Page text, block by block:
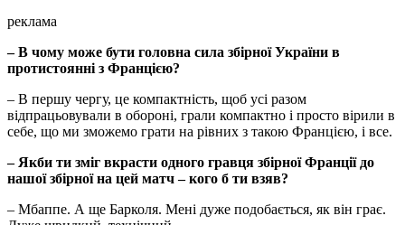
реклама
– В чому може бути головна сила збірної України в
протистоянні з Францією?
– В першу чергу, це компактність, щоб усі разом
відпрацьовували в обороні, грали компактно і просто вірили в
себе, що ми зможемо грати на рівних з такою Францією, і все.
– Якби ти зміг вкрасти одного гравця збірної Франції до
нашої збірної на цей матч – кого б ти взяв?
– Мбаппе. А ще Барколя. Мені дуже подобається, як він грає.